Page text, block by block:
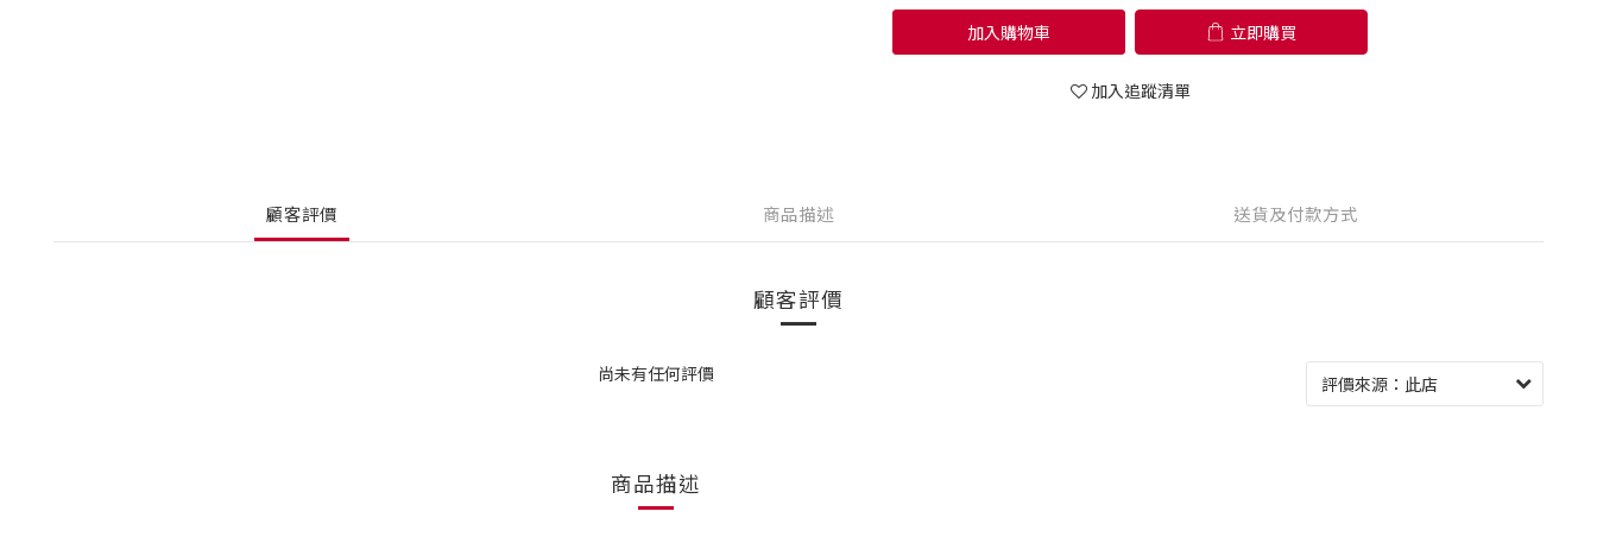
加入購物車 立即購買
加入追蹤清單
顧客評價 商品描述 送貨及付款方式
顧客評價
尚未有任何評價
商品描述